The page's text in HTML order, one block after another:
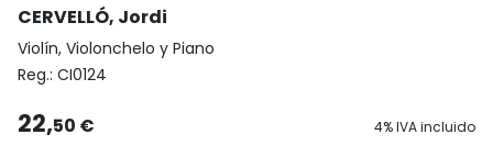
CERVELLÓ, Jordi
Violín, Violonchelo y Piano
Reg.: CI0124
22,50 € 4% IVA incluido